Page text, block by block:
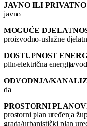
JAVNO ILI
javno
MOGUĆE
proizvodno-uslužne
DOSTUPNOST
plin/električna energija/
ODVODNJA/
da
PROSTORNI
prostorni plan uređenja
grada/urbanistički plan